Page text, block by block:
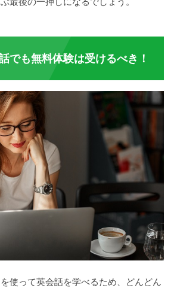
でも無料体験は受けるべき！
使って英会話を学べるため、どんどん